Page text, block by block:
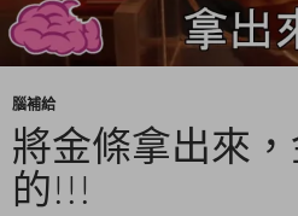
腦補給
將金條拿出來
的!!!